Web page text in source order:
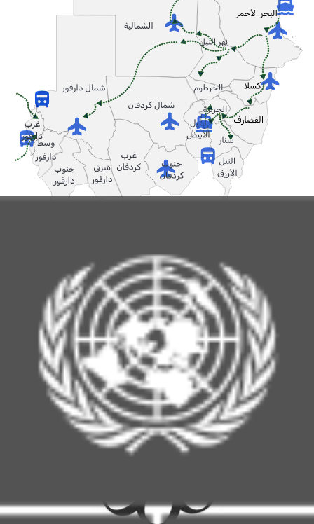
استعراض الخريطة التفاعلية
أخبار المفوضية
بالمفوضية و أنشطتها